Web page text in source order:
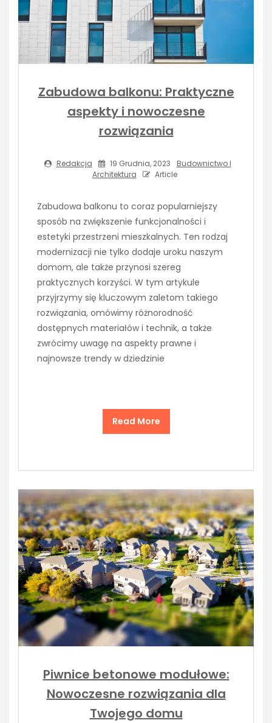
Zabudowa balkonu: Praktyczne
aspekty i nowoczesne
rozwiązania
Redakcja 19 Grudnia, 2023
Budownictwo I
Architektura
Article
Zabudowa balkonu to coraz popularniejszy
sposób na zwiększenie funkcjonalności i
estetyki przestrzeni mieszkalnych. Ten rodzaj
modernizacji nie tylko dodaje uroku naszym
domom, ale także przynosi szereg
praktycznych korzyści. W tym artykule
przyjrzymy się kluczowym zaletom takiego
rozwiązania, omówimy różnorodność
dostępnych materiałów i technik, a także
zwrócimy uwagę na aspekty prawne i
najnowsze trendy w dziedzinie
Read More
Piwnice betonowe modułowe:
Nowoczesne rozwiązania dla
Twojego domu